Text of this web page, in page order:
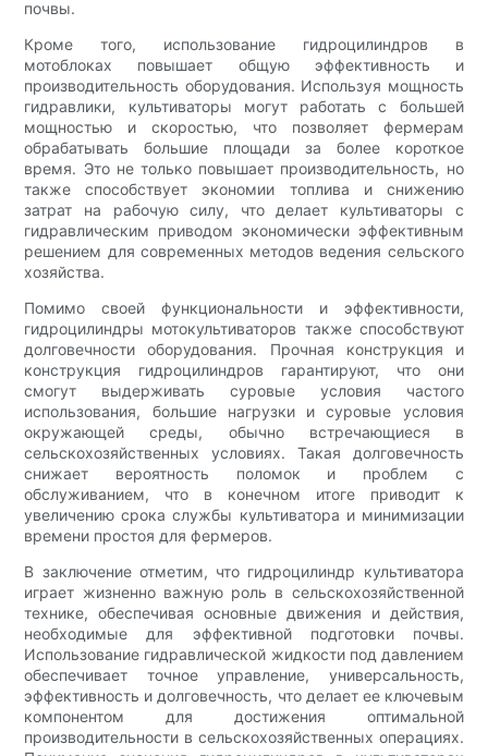
почвы.
Кроме того, использование гидроцилиндров в
мотоблоках повышает общую эффективность и
производительность оборудования. Используя мощность
гидравлики, культиваторы могут работать с большей
мощностью и скоростью, что позволяет фермерам
обрабатывать большие площади за более короткое
время. Это не только повышает производительность, но
также способствует экономии топлива и снижению
затрат на рабочую силу, что делает культиваторы с
гидравлическим приводом экономически эффективным
решением для современных методов ведения сельского
хозяйства.
Помимо своей функциональности и эффективности,
гидроцилиндры мотокультиваторов также способствуют
долговечности оборудования. Прочная конструкция и
конструкция гидроцилиндров гарантируют, что они
смогут выдерживать суровые условия частого
использования, большие нагрузки и суровые условия
окружающей среды, обычно встречающиеся в
сельскохозяйственных условиях. Такая долговечность
снижает вероятность поломок и проблем с
обслуживанием, что в конечном итоге приводит к
увеличению срока службы культиватора и минимизации
времени простоя для фермеров.
В заключение отметим, что гидроцилиндр культиватора
играет жизненно важную роль в сельскохозяйственной
технике, обеспечивая основные движения и действия,
необходимые для эффективной подготовки почвы.
Использование гидравлической жидкости под давлением
обеспечивает точное управление, универсальность,
эффективность и долговечность, что делает ее ключевым
компонентом для достижения оптимальной
производительности в сельскохозяйственных операциях.